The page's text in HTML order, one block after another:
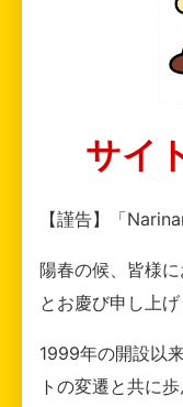
サイ
【謹告】「
陽春の候、皆様
とお慶び申し上げ
1999年の開設以
トの変遷と共に